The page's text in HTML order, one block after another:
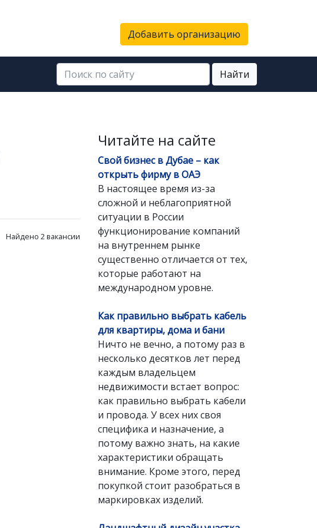
Добавить организацию
Найти
Найдено 2 вакансии
Читайте на сайте
Свой бизнес в Дубае – как
открыть фирму в ОАЭ
В настоящее время из-за
сложной и неблагоприятной
ситуации в России
функционирование компаний
на внутреннем рынке
существенно отличается от тех,
которые работают на
международном уровне.
Как правильно выбрать кабель
для квартиры, дома и бани
Ничто не вечно, а потому раз в
несколько десятков лет перед
каждым владельцем
недвижимости встает вопрос:
как правильно выбрать кабели
и провода. У всех них своя
специфика и назначение, а
потому важно знать, на какие
характеристики обращать
внимание. Кроме этого, перед
покупкой стоит разобраться в
маркировках изделий.